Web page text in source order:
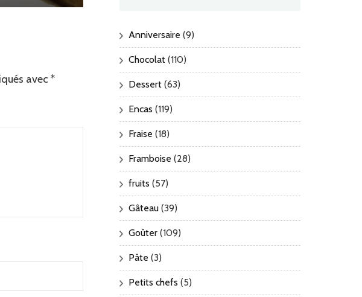
avec *
Anniversaire (9)
Chocolat (110)
Dessert (63)
Encas (119)
Fraise (18)
Framboise (28)
fruits (57)
Gâteau (39)
Goûter (109)
Pâte (3)
Petits chefs (5)